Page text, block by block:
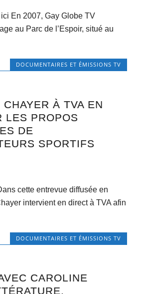
En 2007, Gay Globe TV
au Parc de l’Espoir, situé au
DOCUMENTAIRES ET ÉMISSIONS TV
À TVA EN
LES PROPOS
DE
SPORTIFS
cette entrevue diffusée en
intervient en direct à TVA afin
DOCUMENTAIRES ET ÉMISSIONS TV
CAROLINE